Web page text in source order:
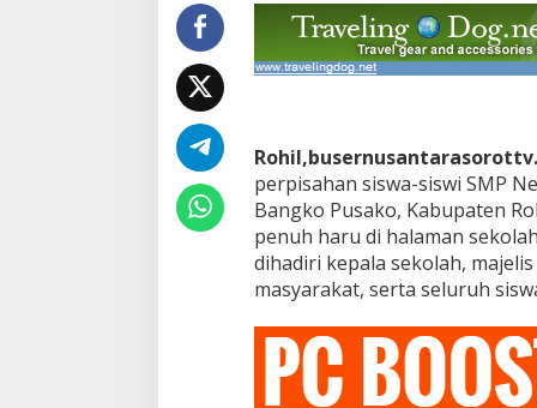
B
e
r
l
s
u
g
M
e
a
perpisahan siswa-siswi SMP
Bangko Pusako, Kabupaten
penuh haru di halaman
dihadiri kepala sekolah,
masyarakat, serta seluruh